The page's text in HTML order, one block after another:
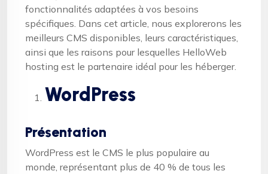
fonctionnalités adaptées à vos besoins
spécifiques. Dans cet article, nous explorerons les
meilleurs CMS disponibles, leurs caractéristiques,
ainsi que les raisons pour lesquelles HelloWeb
hosting est le partenaire idéal pour les héberger.
WordPress
Présentation
WordPress est le CMS le plus populaire au
monde, représentant plus de 40 % de tous les